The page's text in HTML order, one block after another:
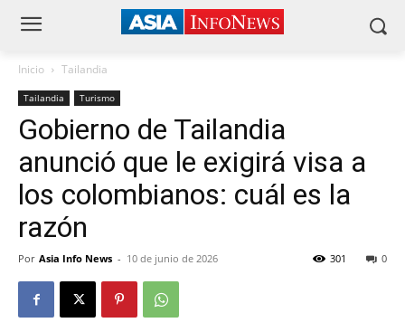
Inicio Tailandia
Tailandia Turismo
Gobierno de Tailandia
anunció que le exigirá visa a
los colombianos: cuál es la
razón
Por Asia Info News - 10 de junio de 2026 0
301